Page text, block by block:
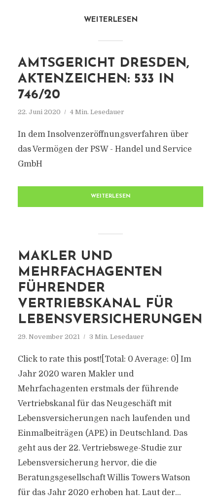
WEITERLESEN
AMTSGERICHT DRESDEN,
AKTENZEICHEN: 533 IN
746/20
22. Juni 2020 4 Min. Lesedauer
In dem Insolvenzeröffnungsverfahren über
das Vermögen der PSW - Handel und Service
GmbH
WEITERLESEN
MAKLER UND
MEHRFACHAGENTEN
FÜHRENDER
VERTRIEBSKANAL FÜR
LEBENSVERSICHERUNGEN
29. November 2021 3 Min. Lesedauer
Click to rate this post![Total: 0 Average: 0] Im
Jahr 2020 waren Makler und
Mehrfachagenten erstmals der führende
Vertriebskanal für das Neugeschäft mit
Lebensversicherungen nach laufenden und
Einmalbeiträgen (APE) in Deutschland. Das
geht aus der 22. Vertriebswege-Studie zur
Lebensversicherung hervor, die die
Beratungsgesellschaft Willis Towers Watson
für das Jahr 2020 erhoben hat. Laut der...